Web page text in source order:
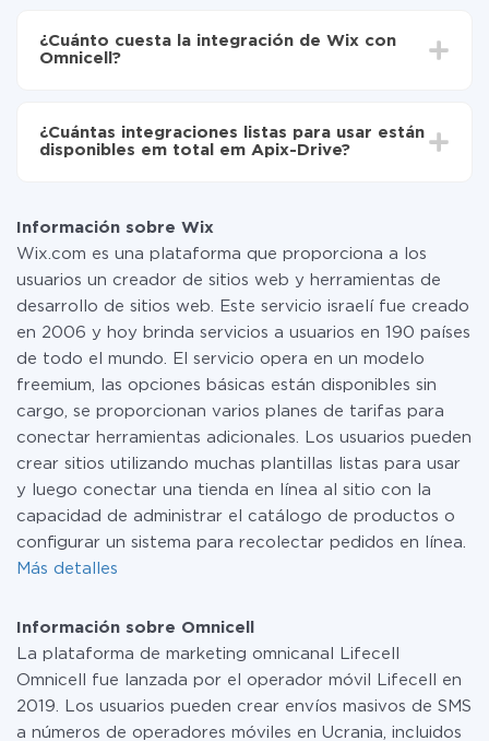
de Wix a Omnicell
oscilar entre 5 y 30 minutos. En promedio, la
configuración tarda entre 10 y 15 minutos.
¿Cuánto cuesta la integración de Wix con
Omnicell?
tarifas. Usted solo paga por la cantidad de datos que
realmente se transfieren de uno de sus sistemas a otro
manera segura un plan de tarifa gratuita o cambiar a
uno de pago, si es necesario. Más detalles sobre
tarifas
¿Cuántas integraciones listas para usar están
disponibles em total em Apix-Drive?
Información sobre Wix
Wix.com es una plataforma que proporciona a los
usuarios un creador de sitios web y herramientas de
desarrollo de sitios web. Este servicio israelí fue creado
en 2006 y hoy brinda servicios a usuarios en 190 países
de todo el mundo. El servicio opera en un modelo
freemium, las opciones básicas están disponibles sin
cargo, se proporcionan varios planes de tarifas para
conectar herramientas adicionales. Los usuarios pueden
crear sitios utilizando muchas plantillas listas para usar
y luego conectar una tienda en línea al sitio con la
capacidad de administrar el catálogo de productos o
configurar un sistema para recolectar pedidos en línea.
Más detalles
Información sobre Omnicell
La plataforma de marketing omnicanal Lifecell
Omnicell fue lanzada por el operador móvil Lifecell en
2019. Los usuarios pueden crear envíos masivos de SMS
a números de operadores móviles en Ucrania, incluidos